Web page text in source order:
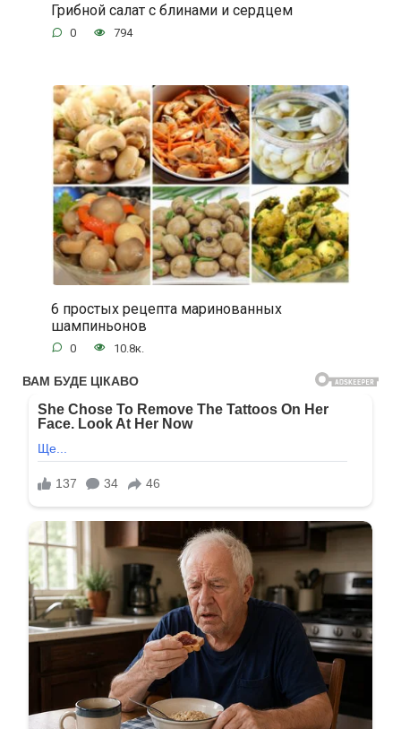
Грибной салат с блинами и сердцем
0 794
6 простых рецепта маринованных
шампиньонов
0 10.8к.